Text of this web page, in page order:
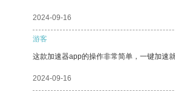
2024-09-16
游客
这款加速器app的操作非常简单，一键加速
2024-09-16